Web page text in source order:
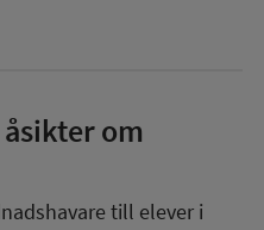
om
till elever i